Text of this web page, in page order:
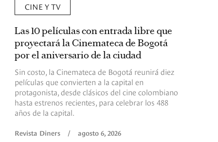
CINE Y TV
Las 10 películas con entrada libre que
proyectará la Cinemateca de Bogotá
por el aniversario de la ciudad
Sin costo, la Cinemateca de Bogotá reunirá diez
películas que convierten a la capital en
protagonista, desde clásicos del cine colombiano
hasta estrenos recientes, para celebrar los 488
años de la capital.
Revista Diners / agosto 6, 2026